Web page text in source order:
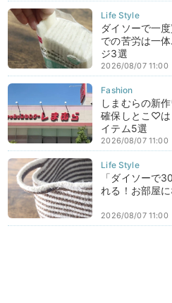
ダイソーで一
での苦労は一
ジ3選
2026/08/07 11:00
しまむらの新
確保しとこ♡は
イテム5選
2026/08/07 11:00
「ダイソーで
れる！お部屋
2026/08/07 11:00